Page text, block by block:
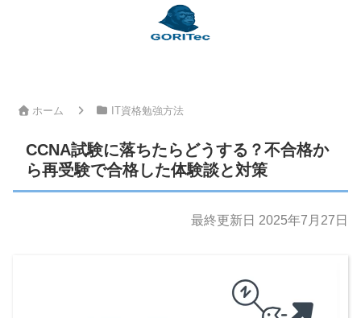
ホーム IT資格勉強方法
CCNA試験に落ちたらどうする？不合格か
ら再受験で合格した体験談と対策
最終更新日 2025年7月27日